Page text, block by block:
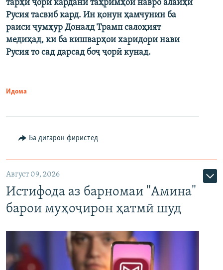
тарҳи ҷорӣ кардани таҳримҳои навро алайҳи
Русия тасвиб кард. Ин қонун ҳамчунин ба
раиси ҷумҳур Доналд Трамп салоҳият
медиҳад, ки ба кишварҳои харидори нави
Русия то сад дарсад боҷ ҷорӣ кунад.
Идома
Ба дигарон фиристед
Август 09, 2026
Истифода аз барномаи "Амина"
барои муҳоҷирон ҳатмӣ шуд